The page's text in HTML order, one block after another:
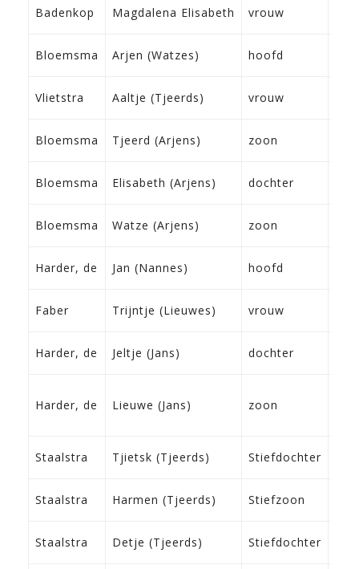
Badenkop Magdalena Elisabeth vrouw
Bloemsma Arjen (Watzes) hoofd
Vlietstra Aaltje (Tjeerds) vrouw
Bloemsma Tjeerd (Arjens) zoon
Bloemsma Elisabeth (Arjens) dochter
Bloemsma Watze (Arjens) zoon
Harder, de Jan (Nannes) hoofd
Faber Trijntje (Lieuwes) vrouw
Harder, de Jeltje (Jans) dochter
Harder, de Lieuwe (Jans) zoon
Staalstra Tjietsk (Tjeerds) Stiefdochter
Staalstra Harmen (Tjeerds) Stiefzoon
Staalstra Detje (Tjeerds) Stiefdochter